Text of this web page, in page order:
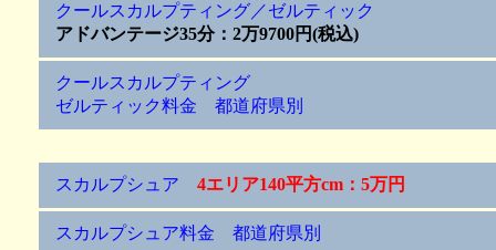
クールスカルプティング／ゼルティック
アドバンテージ35分：2万9700円(税込)
クールスカルプティング
ゼルティック料金 都道府県別
スカルプシュア 4エリア140平方cm：5万円
スカルプシュア料金 都道府県別